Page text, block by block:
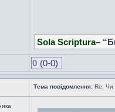
Sola Scriptura–
0 (0-0)
Тема повідомлення: Re: Чи